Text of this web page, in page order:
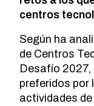
centros
Según ha
de Centros
Desafío
preferidos por
actividades